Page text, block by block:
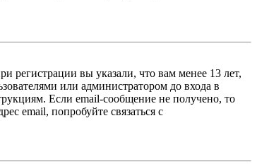
регистрации вы указали, что вам менее 13 лет,
или администратором до входа в
Если email-сообщение не получено, то
email, попробуйте связаться с